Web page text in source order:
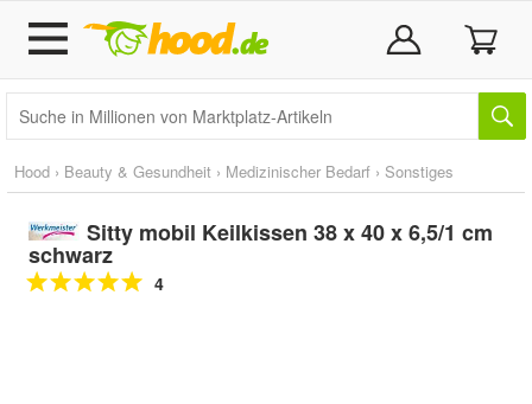
Hood › Beauty & Gesundheit › Medizinischer Bedarf › Sonstiges
Sitty mobil Keilkissen 38 x 40 x 6,5/1 cm
schwarz
4